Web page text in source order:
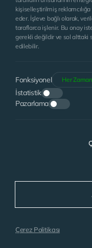
Aydınlatma Metni’ni
kişiselleştirilmiş
eder. İşleve bağlı olarak,
taraflarca işlenir. Bu onay
gerekli değildir ve sol alttaki
edilebilir.
Fonksiyonel Her
İstatistik
Pazarlama
Çerez Politikası